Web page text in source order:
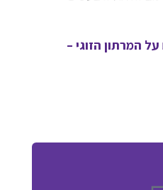
המרתון הזוגי –